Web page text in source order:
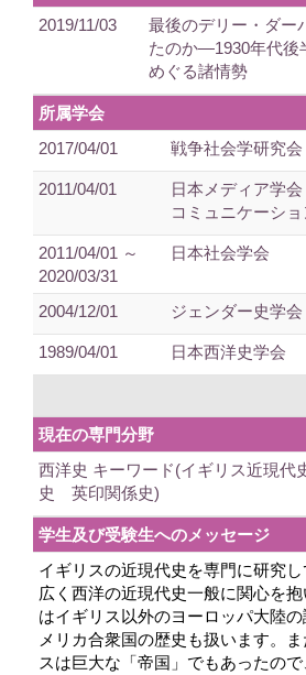
2019/11/03
最後のデリー・ダー
たのか―1930年代後
めぐる諸情勢
所属学会
2017/04/01
戦争社会学研究会
2011/04/01
日本メディア学
コミュニケーショ
2011/04/01 ～
2020/03/31
日本社会学会
2004/12/01 ジェンダー史学会
1989/04/01 日本西洋史学会
現在の専門分野
西洋史 キーワード(イギリス近現
史 英印関係史)
学生及び受験生へのメッセージ
イギリスの近現代史を専門に研究
広く西洋の近現代史一般に関心を
はイギリス以外のヨーロッパ大陸
メリカ合衆国の歴史も扱います。
スは巨大な「帝国」でもあったの